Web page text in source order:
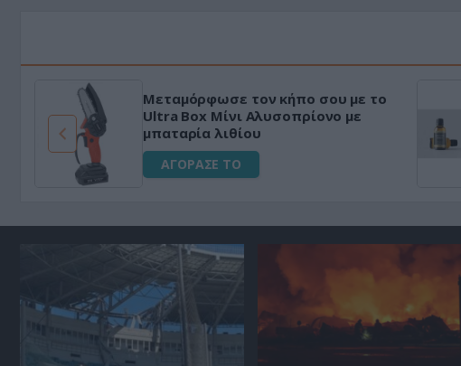
Μεταμόρφωσε τον κήπο σου με το
Ultra Box Μίνι Αλυσοπρίονο με
μπαταρία λιθίου
ΑΓΟΡΑΣΕ ΤΟ